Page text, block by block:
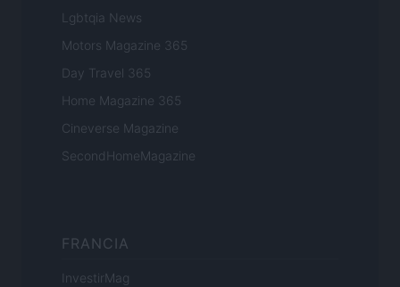
Lgbtqia News
Motors Magazine 365
Day Travel 365
Home Magazine 365
Cineverse Magazine
SecondHomeMagazine
FRANCIA
InvestirMag